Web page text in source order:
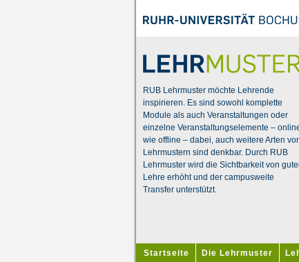
RUB Lehrmuster möchte Lehrende
inspirieren. Es sind sowohl komplette
Module als auch Veranstaltungen oder
einzelne Veranstaltungselemente –
wie offline – dabei, auch weitere Arten
Lehrmustern sind denkbar. Durch RUB
Lehrmuster wird die Sichtbarkeit von
Lehre erhöht und der campusweite
Transfer unterstützt.
Startseite Die Lehrmuster